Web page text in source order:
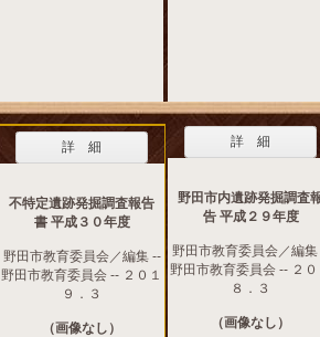
詳 細
不特定遺跡発掘調査報告
書 平成３０年度
野田市教育委員会／編集 --
野田市教育委員会 -- ２０１
９．３
（画像なし）
詳 細
野田市内遺跡発掘調査
告 平成２９年度
野田市教育委員会／編集
野田市教育委員会 -- ２
８．３
（画像なし）